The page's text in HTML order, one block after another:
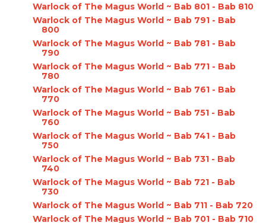
Warlock of The Magus World ~ Bab 801 - Bab 810
Warlock of The Magus World ~ Bab 791 - Bab
800
Warlock of The Magus World ~ Bab 781 - Bab
790
Warlock of The Magus World ~ Bab 771 - Bab
780
Warlock of The Magus World ~ Bab 761 - Bab
770
Warlock of The Magus World ~ Bab 751 - Bab
760
Warlock of The Magus World ~ Bab 741 - Bab
750
Warlock of The Magus World ~ Bab 731 - Bab
740
Warlock of The Magus World ~ Bab 721 - Bab
730
Warlock of The Magus World ~ Bab 711 - Bab 720
Warlock of The Magus World ~ Bab 701 - Bab 710